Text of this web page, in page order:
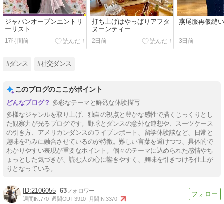
ジャパンオープンエントリ
ーリスト
17時間前
打ち上げはやっぱりアフタ
ヌーンティー
2日前
燕尾服再仮縫い
3日前
#ダンス #社交ダンス
このブログのここがポイント
多彩なテーマと鮮烈な体験描写
多様なジャンルを取り上げ、独自の視点と豊かな感性で描くじっくりとし
た観察力が光るブログです。野球とダンスの意外な連想や、スーツケース
の引き方、アメリカンダンスのライブレポート、留学体験談など、日常と
趣味を巧みに融合させているのが特徴。難しい言葉を避けつつ、具体的で
わかりやすい表現が重要なポイント。個々のテーマに込められた感情やち
ょっとした気づきが、読む人の心に響きやすく、興味を引きつける仕上が
りとなっている。
2106055 63
週間IN:770 週間OUT:3910 月間IN:3370